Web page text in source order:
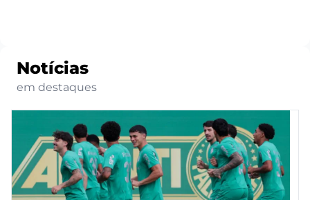
Notícias
em destaques